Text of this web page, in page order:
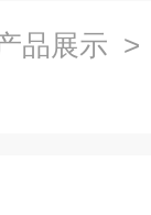
品展示